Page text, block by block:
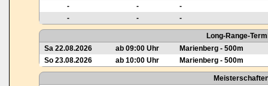
-
-
-
-
- -
Long-Range-
Sa 22.08.2026
ab 09:00 Uhr
Marienberg - 500m
So 23.08.2026
ab 10:00 Uhr Marienberg - 500m